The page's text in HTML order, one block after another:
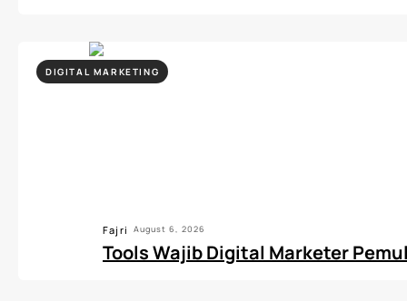
DIGITAL MARKETING
Fajri August 6, 2026
Tools Wajib Digital Marketer